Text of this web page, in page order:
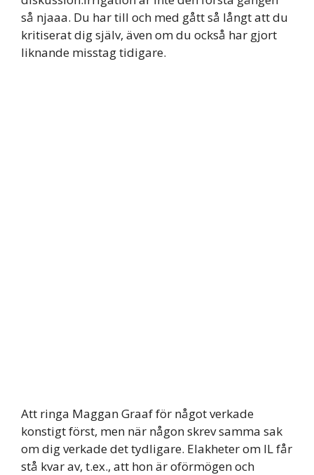
så njaaa. Du har till och med gått så långt att du
kritiserat dig själv, även om du också har gjort
liknande misstag tidigare.
Att ringa Maggan Graaf för något verkade
konstigt först, men när någon skrev samma sak
om dig verkade det tydligare. Elakheter om IL får
stå kvar av, t.ex., att hon är oförmögen och